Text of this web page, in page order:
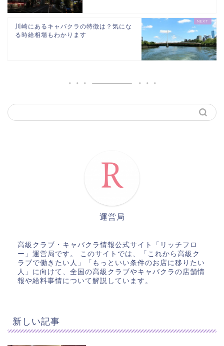
川崎にあるキャバクラの特徴は？気にな
る時給相場もわかります
運営局
高級クラブ・キャバクラ情報公式サイト「リッチフロ
ー」運営局です。 このサイトでは、「これから高級ク
ラブで働きたい人」「もっといい条件のお店に移りたい
人」に向けて、全国の高級クラブやキャバクラの店舗情
報や給料事情について解説しています。
新しい記事